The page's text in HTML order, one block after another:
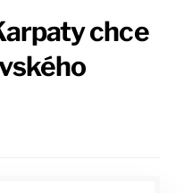
chce